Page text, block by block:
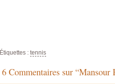
Étiquettes : tennis
6 Commentaires sur “Mansour